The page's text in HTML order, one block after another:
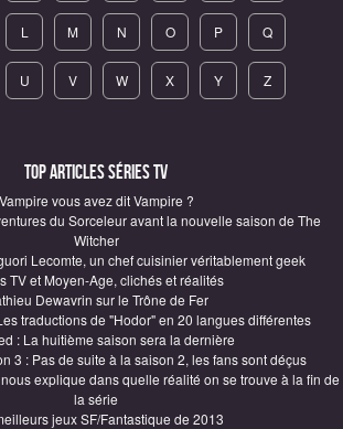
L M N O P Q
U V W X Y Z
Top articles Séries TV
Vampire vous avez dit Vampire ?
du Sorceleur avant la nouvelle saison de The
Witcher
Lecomte, un chef cuisinier véritablement geek
TV et Moyen-Age, clichés et réalités
Dewavrin sur le Trône de Fer
traductions de "Hodor" en 20 langues différentes
: La huitième saison sera la dernière
3 : Pas de suite à la saison 2, les fans sont déçus
explique dans quelle réalité on se trouve à la fin de
la série
jeux SF/Fantastique de 2013